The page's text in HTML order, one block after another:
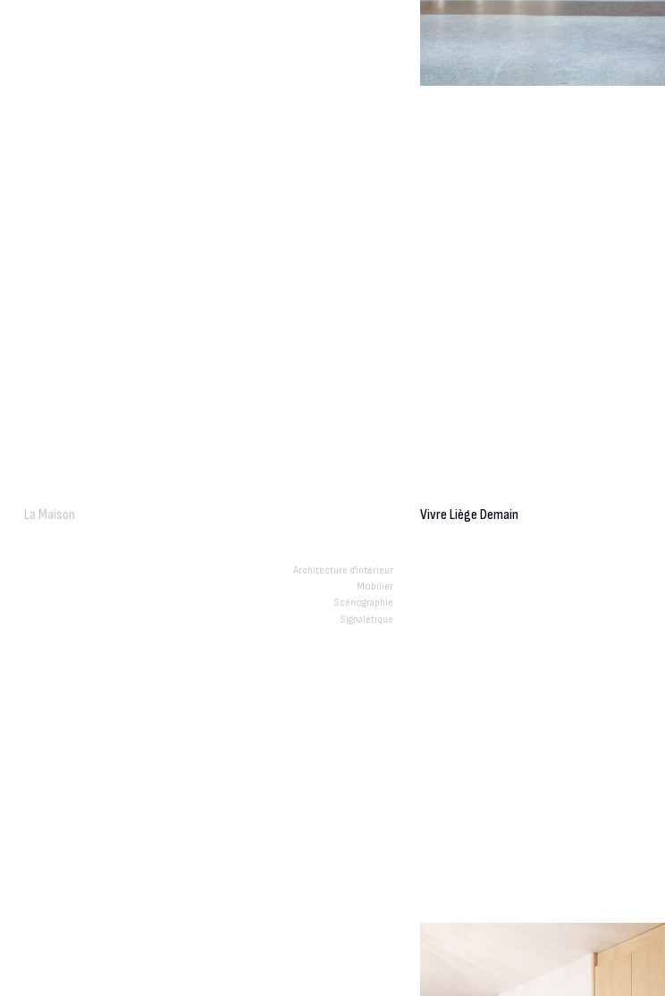
La Maison Vivre Liège Demain
Architecture d'intérieur
Mobilier
Scénographie
Signalétique